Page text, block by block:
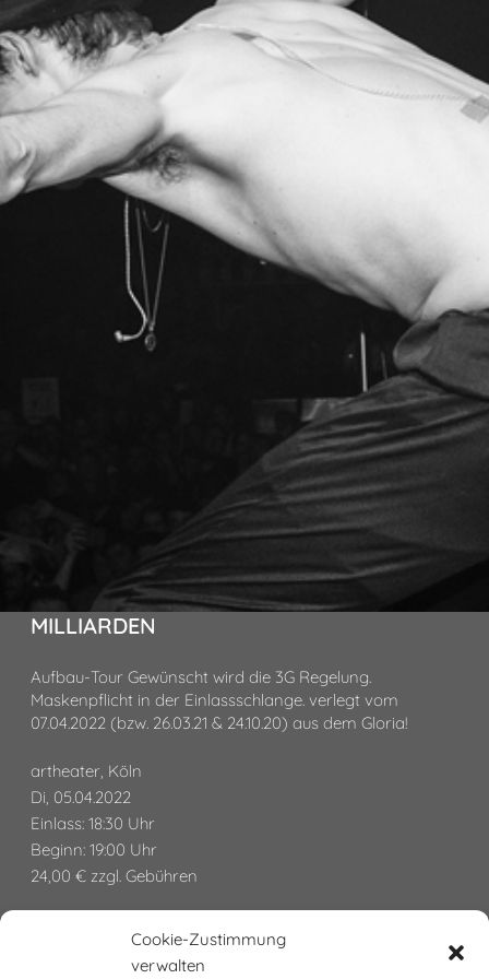
Cookie-Zustimmung
verwalten
MILLIARDEN
Aufbau-Tour Gewünscht wird die 3G Regelung.
Maskenpflicht in der Einlassschlange. verlegt vom
07.04.2022 (bzw. 26.03.21 & 24.10.20) aus dem Gloria!
artheater, Köln
Di, 05.04.2022
Einlass: 18:30 Uhr
Beginn: 19:00 Uhr
24,00 € zzgl. Gebühren
> Download Press Kit